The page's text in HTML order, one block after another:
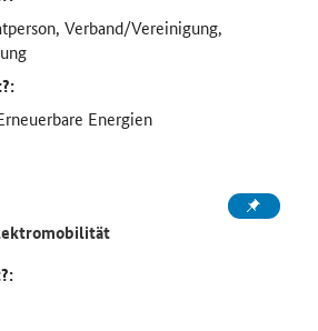
Verband/Vereinigung,
Energien